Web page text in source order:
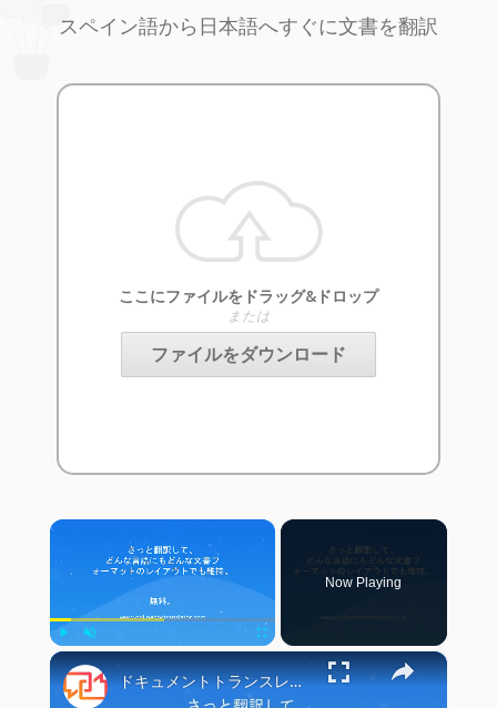
スペイン語から日本語へすぐに文書を翻訳
ここにファイルをドラッグ&ドロップ
または
ファイルをダウンロード
×
Play Unmute Fullscreen
Now Playing
×
ドキュメントトランスレータを使用するにはどうすればよいですか？